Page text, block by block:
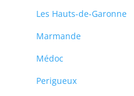
Les Hauts-de-Garonne
Marmande
Médoc
Perigueux